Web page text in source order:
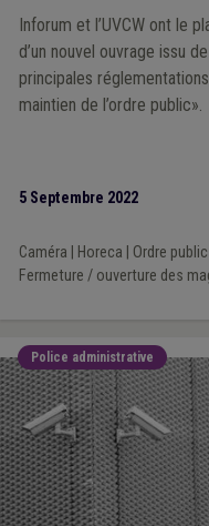
Inforum et l’UVCW ont le
d’un nouvel ouvrage issu
principales
maintien de l’ordre public».
5 Septembre 2022
Caméra Horeca Ordre public
Fermeture / ouverture des
Police administrative